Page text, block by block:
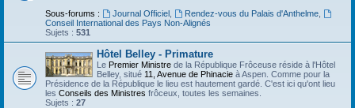
Sous-forums :
Journal Officiel, Rendez-vous du Palais d'Anthelme,
Conseil International des Pays Non-Alignés
Sujets : 531
Hôtel Belley - Primature
Le Premier Ministre de la République Frôceuse réside à l'Hôtel
Belley, situé 11, Avenue de Phinacie à Aspen. Comme pour la
Présidence de la République le lieu est hautement gardé. C'est ici qu'ont lieu
les Conseils des Ministres frôceux, toutes les semaines.
Sujets : 27